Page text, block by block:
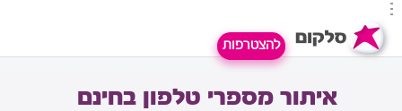
להצטרפות
איתור מספרי טלפון בחינם